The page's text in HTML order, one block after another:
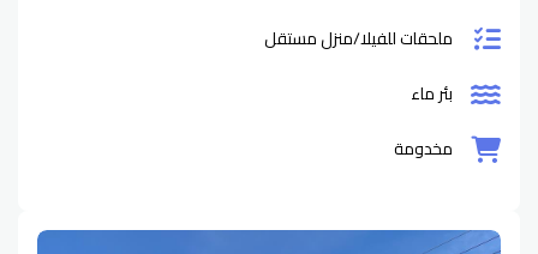
ملحقات للفيلا/منزل مستقل
بئر ماء
مخدومة